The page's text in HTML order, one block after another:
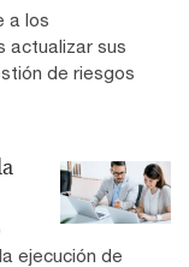
a los
actualizar sus
de riesgos
ejecución de